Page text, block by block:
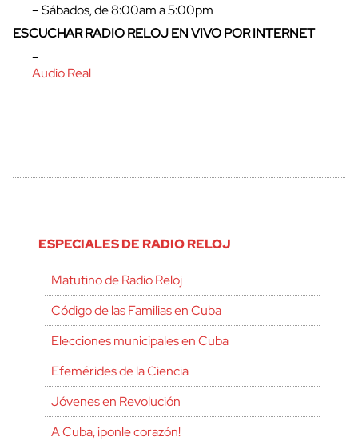
– Sábados, de 8:00am a 5:00pm
ESCUCHAR RADIO RELOJ EN VIVO POR INTERNET
–
Audio Real
ESPECIALES DE RADIO RELOJ
Matutino de Radio Reloj
Código de las Familias en Cuba
Elecciones municipales en Cuba
Efemérides de la Ciencia
Jóvenes en Revolución
A Cuba, ¡ponle corazón!